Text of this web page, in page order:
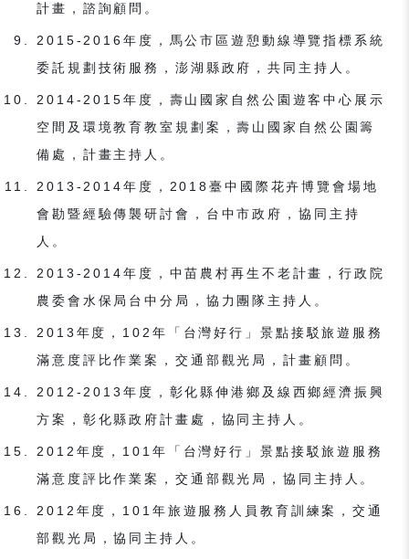
計畫，諮詢顧問。
2015-2016年度，馬公市區遊憩動線導覽指標系統
委託規劃技術服務，澎湖縣政府，共同主持人。
2014-2015年度，壽山國家自然公園遊客中心展示
空間及環境教育教室規劃案，壽山國家自然公園籌
備處，計畫主持人。
2013-2014年度，2018臺中國際花卉博覽會場地
會勘暨經驗傳襲研討會，台中市政府，協同主持
人。
2013-2014年度，中苗農村再生不老計畫，行政院
農委會水保局台中分局，協力團隊主持人。
2013年度，102年「台灣好行」景點接駁旅遊服務
滿意度評比作業案，交通部觀光局，計畫顧問。
2012-2013年度，彰化縣伸港鄉及線西鄉經濟振興
方案，彰化縣政府計畫處，協同主持人。
2012年度，101年「台灣好行」景點接駁旅遊服務
滿意度評比作業案，交通部觀光局，協同主持人。
2012年度，101年旅遊服務人員教育訓練案，交通
部觀光局，協同主持人。